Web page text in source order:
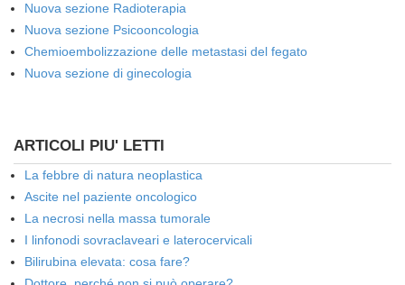
Nuova sezione Radioterapia
Nuova sezione Psicooncologia
Chemioembolizzazione delle metastasi del fegato
Nuova sezione di ginecologia
ARTICOLI PIU' LETTI
La febbre di natura neoplastica
Ascite nel paziente oncologico
La necrosi nella massa tumorale
I linfonodi sovraclaveari e laterocervicali
Bilirubina elevata: cosa fare?